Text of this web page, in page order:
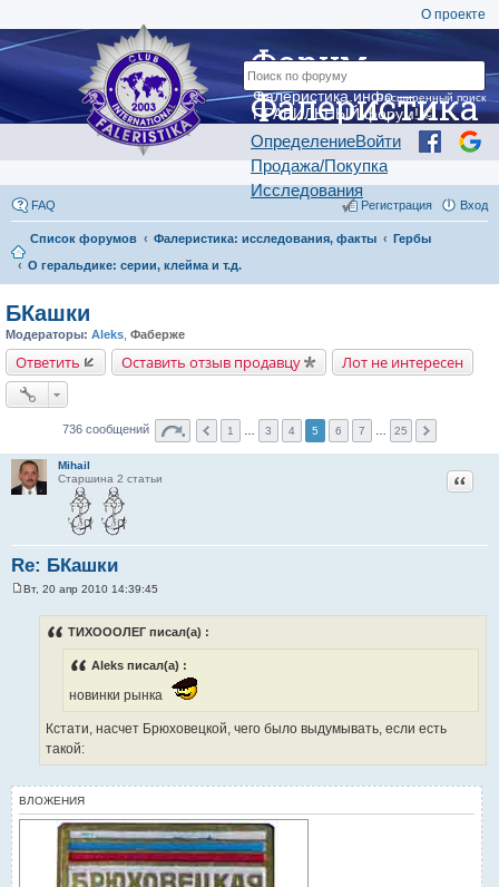
О проекте
Форум
Фалеристика
Фалеристика.инфо —
ПРАВИЛЬНЫЙ форум! ©
Определение
Продажа/Покупка
Исследования
Войти
Расширенный поиск
FAQ Вход
Регистрация
Список форумов Фалеристика: исследования, факты
Гербы
О геральдике: серии, клейма и т.д.
БКашки
Модераторы: Aleks Фаберже
Ответить Оставить отзыв продавцу Лот не интересен
736 сообщений 1 3 4 5 6 7 25
Mihail
Старшина 2 статьи
Re: БКашки
Вт, 20 апр 2010 14:39:45
ТИХОООЛЕГ писал(а) :
Aleks писал(а) :
новинки рынка
Кстати, насчет Брюховецкой, чего было выдумывать, если есть
такой:
ВЛОЖЕНИЯ